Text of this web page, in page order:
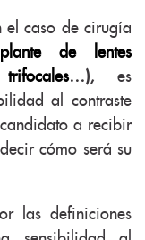
el caso de cirugía
de lentes
…), es
al contraste
a recibir
cómo será su
las definiciones